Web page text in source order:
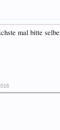
mal bitte